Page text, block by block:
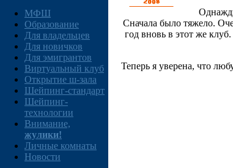
МФШ
Образование
Для владельцев
Для новичков
Для эмигрантов
Виртуальный клуб
Открытие ш-зала
Шейпинг-стандарт
Шейпинг-
технологии
Внимание,
жулики!
Личные комнаты
Новости
Сначала было тяжело.
год вновь в этот же
Теперь я уверена, что